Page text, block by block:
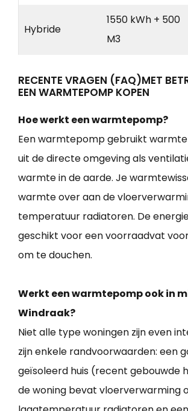
Hybride
1550 kWh + 500
M3
RECENTE VRAGEN (FAQ)MET
EEN WARMTEPOMP KOPEN
Hoe werkt een warmtepomp?
Een warmtepomp gebruikt
uit de directe omgeving als
warmte in de aarde. Je
warmte over aan de
temperatuur radiatoren. De
geschikt voor een voorraadvat
om te douchen.
Werkt een warmtepomp ook in
Windraak?
Niet alle type woningen zijn even
zijn enkele randvoorwaarden: een
geïsoleerd huis (recent gebouwde
de woning bevat vloerverwarming